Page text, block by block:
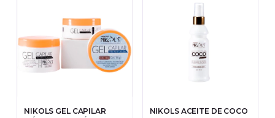
NIKOLS GEL CAPILAR
NIKOLS ACEITE DE COCO